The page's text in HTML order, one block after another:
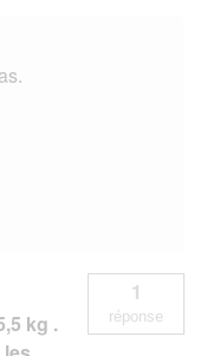
kg .
1
réponse